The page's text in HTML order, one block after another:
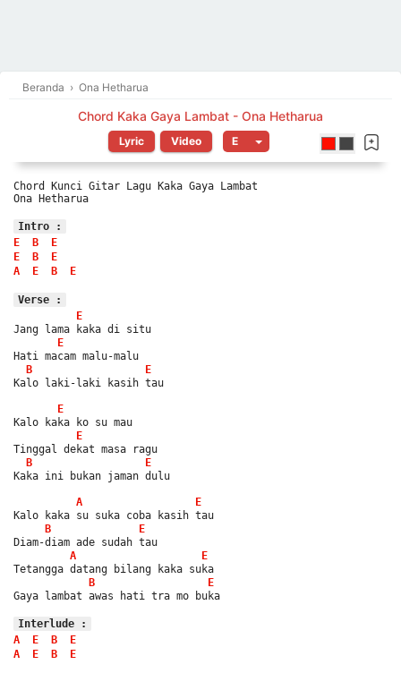
Beranda › Ona Hetharua
Chord Kaka Gaya Lambat - Ona Hetharua
Lyric Video
Chord Kunci Gitar Lagu Kaka Gaya Lambat
Ona Hetharua
Intro :
E
B
E
E
B
E
A
E B E
Verse :
E
Jang lama kaka di situ
E
Hati macam malu-malu
B
E
Kalo laki-laki kasih tau
E
Kalo kaka ko su mau
E
Tinggal dekat masa ragu
B
E
Kaka ini bukan jaman dulu
A
E
Kalo kaka su suka coba kasih tau
B
E
Diam-diam ade sudah tau
A
E
Tetangga datang bilang kaka suka
B
E
Gaya lambat awas hati tra mo buka
Interlude :
A
E B
E
A
E B E